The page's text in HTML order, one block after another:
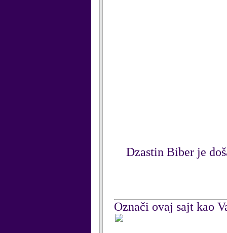
Dzastin Biber je
Označi ovaj sajt kao